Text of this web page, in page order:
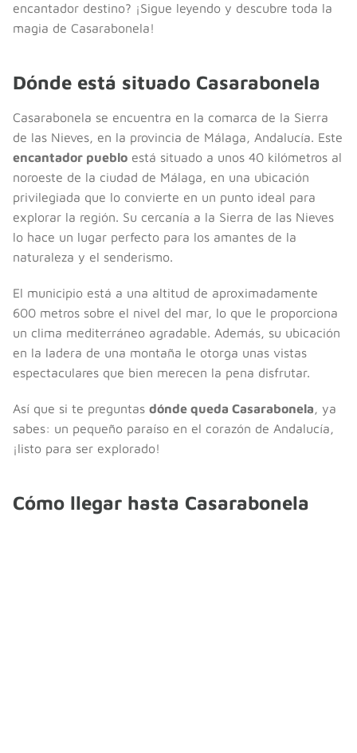
encantador destino? ¡Sigue leyendo y descubre toda la
magia de Casarabonela!
Dónde está situado Casarabonela
Casarabonela se encuentra en la comarca de la Sierra
de las Nieves, en la provincia de Málaga, Andalucía. Este
encantador pueblo está situado a unos 40 kilómetros al
noroeste de la ciudad de Málaga, en una ubicación
privilegiada que lo convierte en un punto ideal para
explorar la región. Su cercanía a la Sierra de las Nieves
lo hace un lugar perfecto para los amantes de la
naturaleza y el senderismo.
El municipio está a una altitud de aproximadamente
600 metros sobre el nivel del mar, lo que le proporciona
un clima mediterráneo agradable. Además, su ubicación
en la ladera de una montaña le otorga unas vistas
espectaculares que bien merecen la pena disfrutar.
Así que si te preguntas dónde queda Casarabonela, ya
sabes: un pequeño paraíso en el corazón de Andalucía,
¡listo para ser explorado!
Cómo llegar hasta Casarabonela